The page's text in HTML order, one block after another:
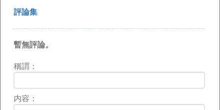
評論集
暫無評論。
稱謂：
内容：